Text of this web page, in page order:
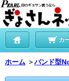
カ
ホーム ＞バンド型